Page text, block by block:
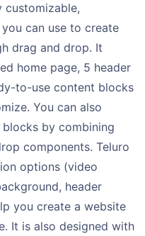
customizable,
can use to create
drag and drop. It
home page, 5 header
to-use content blocks
You can also
by combining
components. Teluro
options (video
header
you create a website
It is also designed with